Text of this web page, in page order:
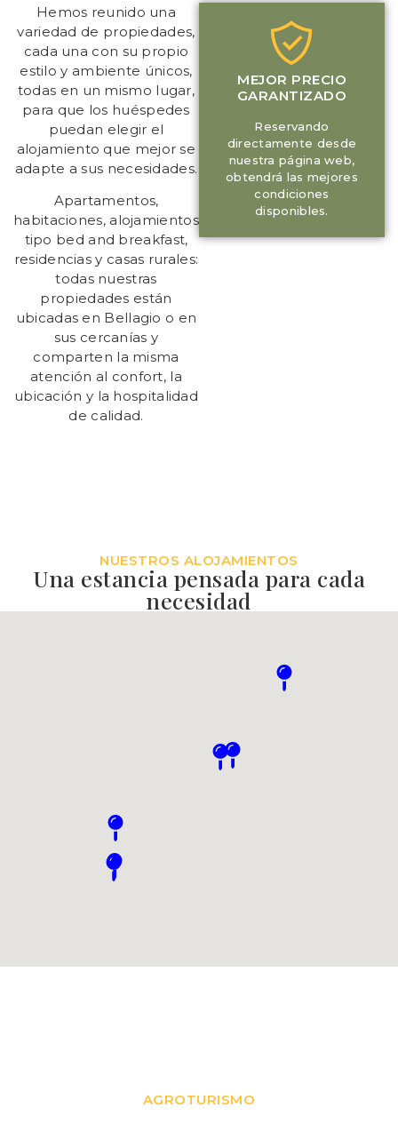
Hemos reunido una
variedad de propiedades,
cada una con su propio
estilo y ambiente únicos,
todas en un mismo lugar,
para que los huéspedes
puedan elegir el
alojamiento que mejor se
adapte a sus necesidades.
Apartamentos,
habitaciones, alojamientos
tipo bed and breakfast,
residencias y casas rurales:
todas nuestras
propiedades están
ubicadas en Bellagio o en
sus cercanías y
comparten la misma
atención al confort, la
ubicación y la hospitalidad
de calidad.
MEJOR PRECIO
GARANTIZADO
Reservando
directamente desde
nuestra página web,
obtendrá las mejores
condiciones
disponibles.
NUESTROS ALOJAMIENTOS
Una estancia pensada para cada
necesidad
AGROTURISMO